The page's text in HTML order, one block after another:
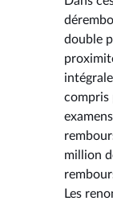
double
compris
million
Les